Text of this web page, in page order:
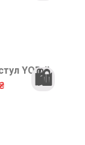
YODJI
₴ 🛍️